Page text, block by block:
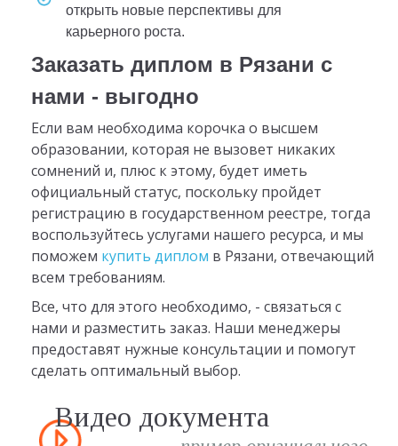
открыть новые перспективы для
карьерного роста.
Заказать диплом в Рязани с
нами - выгодно
Если вам необходима корочка о высшем
образовании, которая не вызовет никаких
сомнений и, плюс к этому, будет иметь
официальный статус, поскольку пройдет
регистрацию в государственном реестре, тогда
воспользуйтесь услугами нашего ресурса, и мы
поможем купить диплом в Рязани, отвечающий
всем требованиям.
Все, что для этого необходимо, - связаться с
нами и разместить заказ. Наши менеджеры
предоставят нужные консультации и помогут
сделать оптимальный выбор.
Видео документа